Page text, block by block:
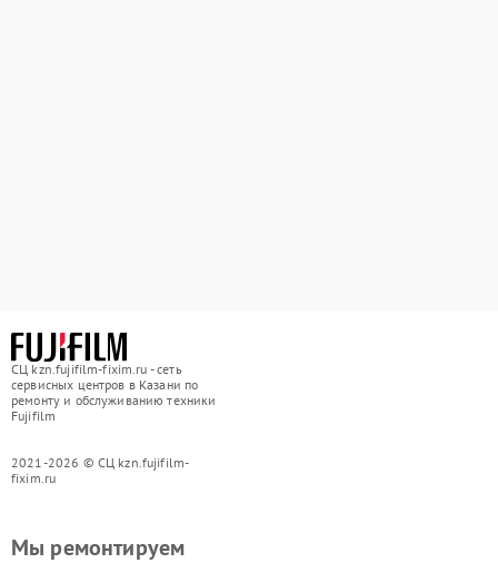
СЦ kzn.fujifilm-fixim.ru - сеть
сервисных центров в Казани по
ремонту и обслуживанию техники
Fujifilm
2021-2026 © СЦ kzn.fujifilm-
fixim.ru
Мы ремонтируем